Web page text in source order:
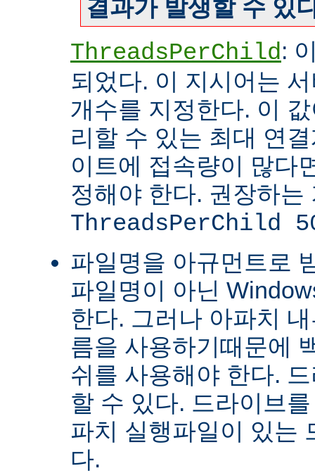
결과가 발생할 수 있
ThreadsPerChild:
되었다. 이 지시어는
개수를 지정한다. 이
리할 수 있는 최대 연
이트에 접속량이 많다
정해야 한다. 권장하는
ThreadsPerChild
파일명을 아규먼트로
파일명이 아닌
한다. 그러나 아파치
름을 사용하기때문에
쉬를 사용해야 한다.
할 수 있다. 드라이브
파치 실행파일이 있는
다.